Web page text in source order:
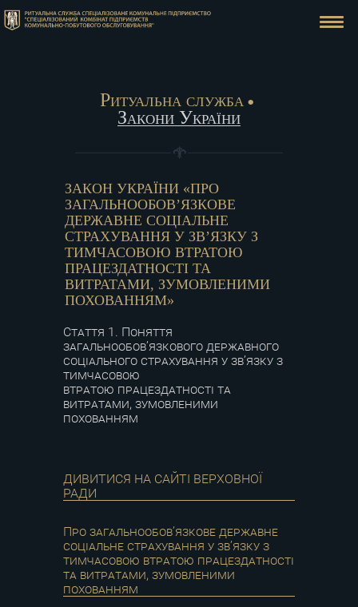
Ритуальна служба
Закони України
ЗАКОН УКРАЇНИ «ПРО
ЗАГАЛЬНООБОВ’ЯЗКОВЕ
ДЕРЖАВНЕ СОЦІАЛЬНЕ
СТРАХУВАННЯ У ЗВ’ЯЗКУ З
ТИМЧАСОВОЮ ВТРАТОЮ
ПРАЦЕЗДАТНОСТІ ТА
ВИТРАТАМИ, ЗУМОВЛЕНИМИ
ПОХОВАННЯМ»
Стаття 1. Поняття
загальнообов’язкового державного
соціального страхування у зв’язку з
тимчасовою
втратою працездатності та
витратами, зумовленими
похованням
ДИВИТИСЯ НА САЙТІ ВЕРХОВНОЇ
РАДИ
Про загальнообов’язкове державне
соціальне страхування у зв’язку з
тимчасовою втратою працездатності
та витратами, зумовленими
похованням